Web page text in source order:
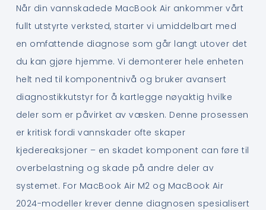
Når din vannskadede MacBook Air ankommer vårt
fullt utstyrte verksted, starter vi umiddelbart med
en omfattende diagnose som går langt utover det
du kan gjøre hjemme. Vi demonterer hele enheten
helt ned til komponentnivå og bruker avansert
diagnostikkutstyr for å kartlegge nøyaktig hvilke
deler som er påvirket av væsken. Denne prosessen
er kritisk fordi vannskader ofte skaper
kjedereaksjoner – en skadet komponent can føre til
overbelastning og skade på andre deler av
systemet. For MacBook Air M2 og MacBook Air
2024-modeller krever denne diagnosen spesialisert